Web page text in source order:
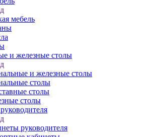
мебель
и железные столы
и железные столы
столы
столы
столы
руководителя